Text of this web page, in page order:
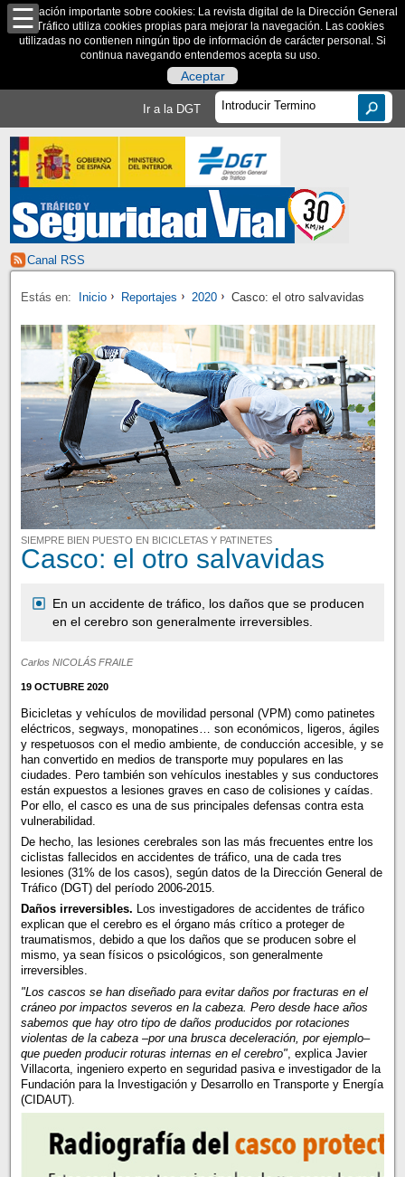
Información importante sobre cookies: La revista digital de la Dirección General
de Tráfico utiliza cookies propias para mejorar la navegación. Las cookies
utilizadas no contienen ningún tipo de información de carácter personal. Si
continua navegando entendemos acepta su uso.
Aceptar
Ir a la DGT
Canal RSS
Estás en: Inicio Reportajes 2020 Casco: el otro salvavidas
SIEMPRE BIEN PUESTO EN BICICLETAS Y PATINETES
Casco: el otro salvavidas
En un accidente de tráfico, los daños que se producen
en el cerebro son generalmente irreversibles.
Carlos NICOLÁS FRAILE
19 OCTUBRE 2020
Bicicletas y vehículos de movilidad personal (VPM) como patinetes
eléctricos, segways, monopatines… son económicos, ligeros, ágiles
y respetuosos con el medio ambiente, de conducción accesible, y se
han convertido en medios de transporte muy populares en las
ciudades. Pero también son vehículos inestables y sus conductores
están expuestos a lesiones graves en caso de colisiones y caídas.
Por ello, el casco es una de sus principales defensas contra esta
vulnerabilidad.
De hecho, las lesiones cerebrales son las más frecuentes entre los
ciclistas fallecidos en accidentes de tráfico, una de cada tres
lesiones (31% de los casos), según datos de la Dirección General de
Tráfico (DGT) del período 2006-2015.
Daños irreversibles. Los investigadores de accidentes de tráfico
explican que el cerebro es el órgano más crítico a proteger de
traumatismos, debido a que los daños que se producen sobre el
mismo, ya sean físicos o psicológicos, son generalmente
irreversibles.
"Los cascos se han diseñado para evitar daños por fracturas en el
cráneo por impactos severos en la cabeza. Pero desde hace años
sabemos que hay otro tipo de daños producidos por rotaciones
violentas de la cabeza –por una brusca deceleración, por ejemplo–
que pueden producir roturas internas en el cerebro", explica Javier
Villacorta, ingeniero experto en seguridad pasiva e investigador de la
Fundación para la Investigación y Desarrollo en Transporte y Energía
(CIDAUT).